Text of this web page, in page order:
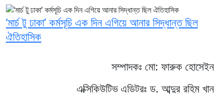
‘মার্চ টু ঢাকা’ কর্মসূচি এক দিন এগিয়ে আনার সিদ্ধান্ত ছিল
ঐতিহাসিক
সম্পাদকঃ মো: ফারুক হোসেইন
এক্সিকিউটিভ এডিটরঃ ড. আব্দুর রহিম খান